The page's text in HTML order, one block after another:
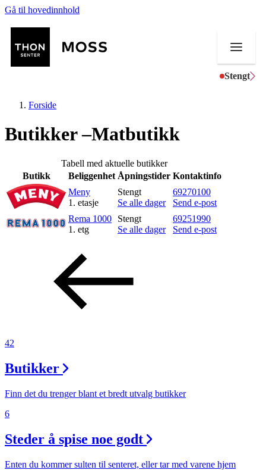
Gå til hovedinnhold
Stengt
Butikker
Mat og drikke
Helse
Aktiviteter
Inspirasjon
Praktisk informasjon
Magasin
Forside
Butikker –Matbutikk
Tabell med aktuelle butikker
Butikk
Beliggenhet Åpningstider Kontaktinfo
Meny
1. etasje
Stengt
Se alle dager
69270100
Send e-post
Rema 1000
1. etg
Stengt
Se alle dager
69251990
Send e-post
42
Butikker
Finn det du trenger blant et bredt utvalg butikker
6
Steder å spise noe godt
Enten du kommer sulten til senteret, eller tar med varene hjem